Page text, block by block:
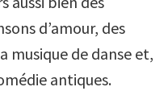
d’amour, des
musique de danse et,
antiques.